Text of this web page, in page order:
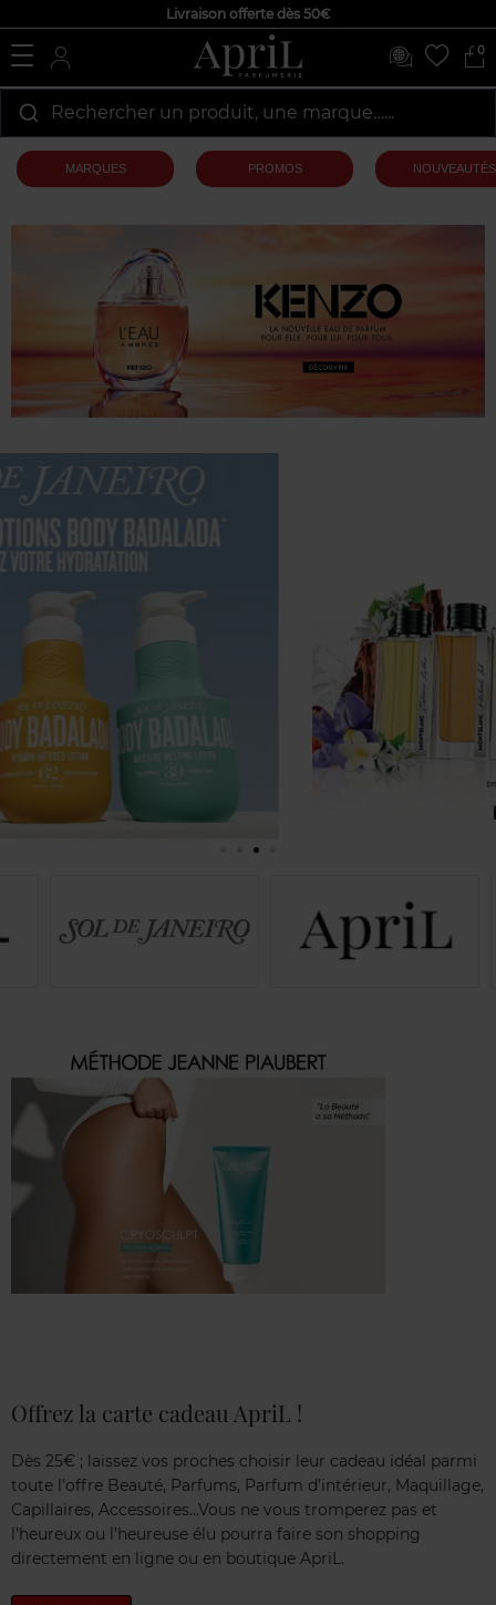
Livraison offerte dès 50€
0
Rechercher un produit, une marque…...
MARQUES PROMOS NOUVEAUTÉS
Offrez la carte cadeau ApriL !
Dès 25€ ; laissez vos proches choisir leur cadeau idéal parmi
toute l’offre Beauté, Parfums, Parfum d’intérieur, Maquillage,
Capillaires, Accessoires…Vous ne vous tromperez pas et
l’heureux ou l’heureuse élu pourra faire son shopping
directement en ligne ou en boutique ApriL.